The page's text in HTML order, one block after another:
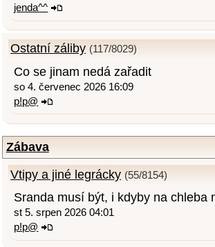
jenda^^
Ostatní záliby (117/8029)
Co se jinam nedá zařadit
so 4. červenec 2026 16:09
p!p@
Zábava
Vtipy a jiné legrácky (55/8154)
Sranda musí být, i kdyby na chleba
st 5. srpen 2026 04:01
p!p@